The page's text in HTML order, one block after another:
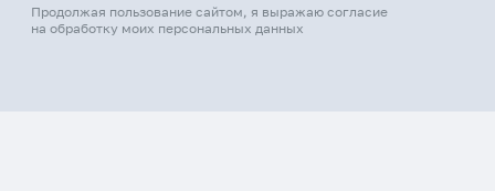
Продолжая пользование сайтом, я выражаю согласие
на обработку моих персональных данных